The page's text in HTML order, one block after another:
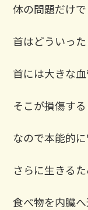
体の問題だけで
首はどういっ
首には大きな
そこが損傷す
なので本能的
さらに生きる
食べ物を内臓